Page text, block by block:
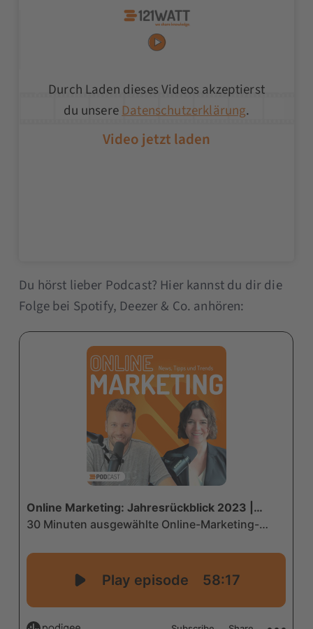
Durch Laden dieses Videos akzeptierst
du unsereDatenschutzerklärung.
Du hörst lieber Podcast? Hier kannst du dir die
Folge bei Spotify, Deezer & Co. anhören: